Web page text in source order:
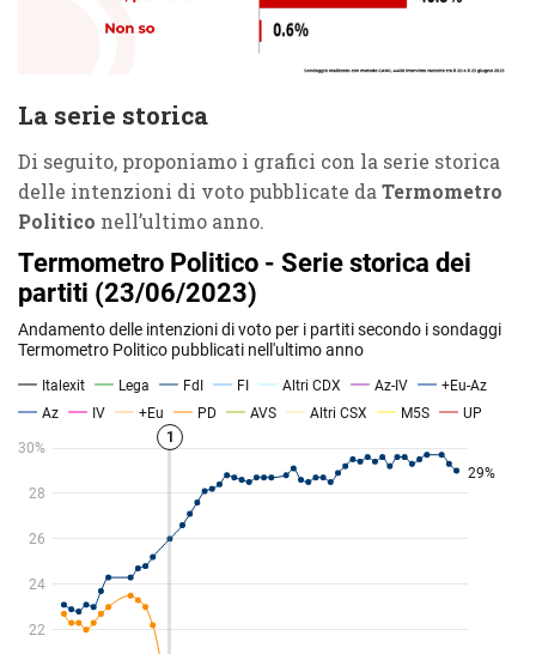
La serie storica
Di seguito, proponiamo i grafici con la serie storica
delle intenzioni di voto pubblicate da Termometro
Politico nell’ultimo anno.